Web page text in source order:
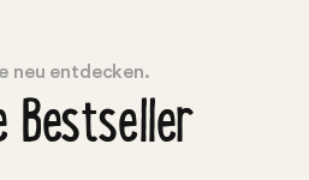
neu entdecken.
Bestseller